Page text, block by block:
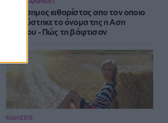
Ο διάσημος κιθαρίστας απο τον οποιο
εμπνεύστηκε το όνομα της η Αση
Μπήλιου - Πώς τη βάφτισαν
ΕΙΔΗΣΕΙΣ